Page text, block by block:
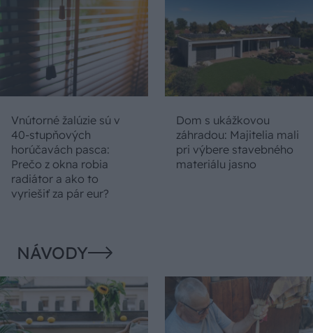
Vnútorné žalúzie sú v
40-stupňových
horúčavách pasca:
Prečo z okna robia
radiátor a ako to
vyriešiť za pár eur?
Dom s ukážkovou
záhradou: Majitelia mali
pri výbere stavebného
materiálu jasno
NÁVODY